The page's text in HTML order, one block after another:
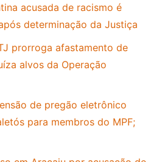
acusada de racismo é
determinação da Justiça
prorroga afastamento de
alvos da Operação
de pregão eletrônico
para membros do MPF;